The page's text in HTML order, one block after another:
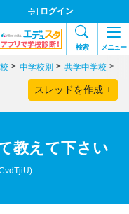
ログイン
検索 メニュー
中学校別 共学中学校
スレッドを作成 +
教えて下さい